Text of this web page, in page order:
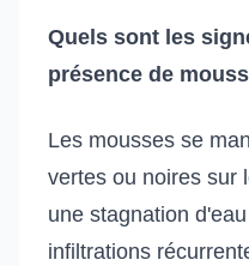
Quels sont les
présence de
Les mousses se
vertes ou noires sur
une stagnation
infiltrations